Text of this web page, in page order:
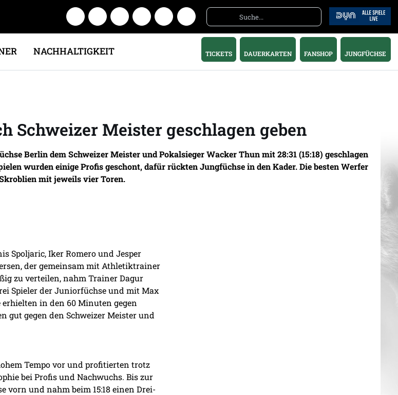
NACHHALTIGKEIT TICKETS DAUERKARTEN FANSHOP JUNGFÜCHSE
Schweizer Meister geschlagen geben
Berlin dem Schweizer Meister und Pokalsieger Wacker Thun mit 28:31 (15:18) geschlagen
wurden einige Profis geschont, dafür rückten Jungfüchse in den Kader. Die besten Werfer
mit jeweils vier Toren.
Spoljaric, Iker Romero und Jesper
der gemeinsam mit Athletiktrainer
zu verteilen, nahm Trainer Dagur
Spieler der Juniorfüchse und mit Max
in den 60 Minuten gegen
gut gegen den Schweizer Meister und
Tempo vor und profitierten trotz
bei Profis und Nachwuchs. Bis zur
vorn und nahm beim 15:18 einen Drei-